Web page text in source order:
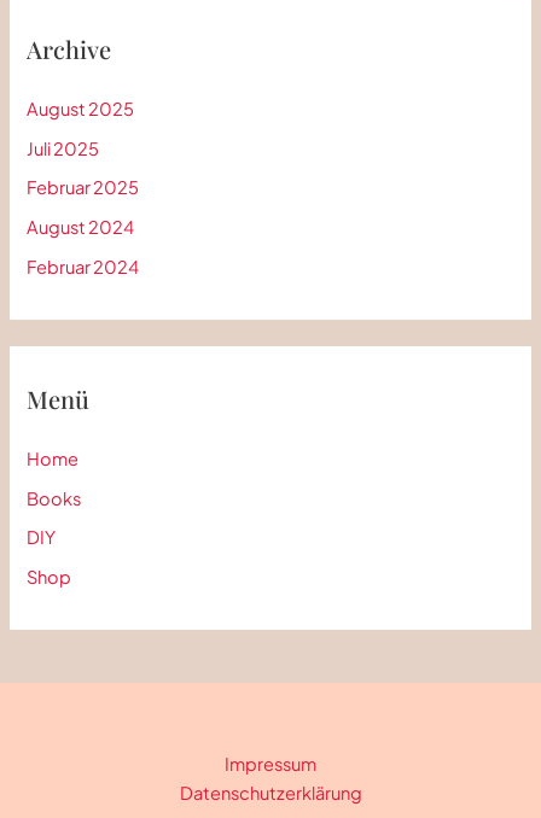
Archive
August 2025
Juli 2025
Februar 2025
August 2024
Februar 2024
Menü
Home
Books
DIY
Shop
Impressum
Datenschutzerklärung